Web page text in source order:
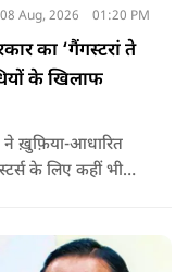
08 Aug, 2026 01:20 PM
का ‘गैंगस्टरां ते
के खिलाफ
ने ख़ुफ़िया-आधारित
के लिए कहीं भी